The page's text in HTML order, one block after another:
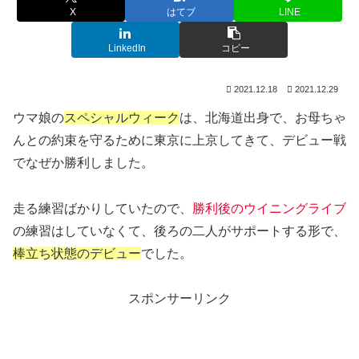
X はてブ LINE
LinkedIn コピー
2021.12.18 2021.12.29
ウマ娘のスペシャルウィーク は、北海道出身で、お母ちゃ
んとの約束を守るために東京に上京してきて、デビュー戦
でなぜか勝利しました。
走る練習ばかりしていたので、 勝利後のウイニングライブ
の練習はしていなくて、後ろの二人がサポートする形で、
棒立ち状態のデビューでした。
スポンサーリンク